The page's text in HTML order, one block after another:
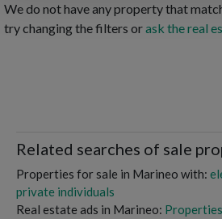
We do not have any property that
try changing the filters orask the real
Related searches of sale
Properties for sale in Marineo with:
private individuals
Real estate ads in Marineo: